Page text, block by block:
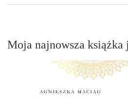
Moja najnowsza książka